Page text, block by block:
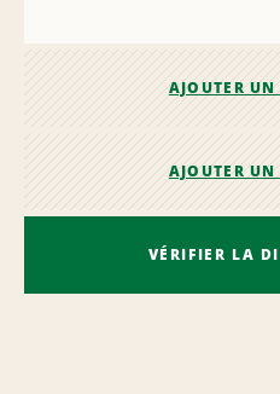
AJOUTER
AJOUTER
VÉRIFIER LA